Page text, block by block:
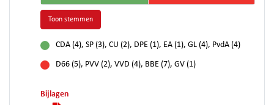
Toon stemmen
CDA (4), SP (3), CU (2), DPE (1), EA (1), GL (4), PvdA (4)
D66 (5), PVV (2), VVD (4), BBE (7), GV (1)
Bijlagen